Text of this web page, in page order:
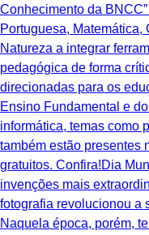
Conhecimento da
Portuguesa,
Natureza a integrar
pedagógica de forma
direcionadas para os
Ensino Fundamental e
informática, temas como
também estão presentes
gratuitos. Confira!Dia
invenções mais
fotografia revolucionou a
Naquela época, porém,